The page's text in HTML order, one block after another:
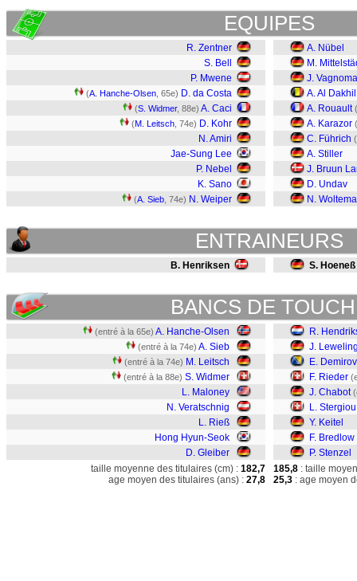
EQUIPES
R. Zentner
S. Bell
P. Mwene
(A. Hanche-Olsen , 65e) D. da Costa
(S. Widmer, 88e) A. Caci
(M. Leitsch , 74e) D. Kohr
N. Amiri
Jae-Sung Lee
P. Nebel
K. Sano
(A. Sieb , 74e) N. Weiper
A. Nübel
M.
J.
A. Al Dakhil
A. Rouault (
A. Karazor (
C. Führich (
A. Stiller
J. Bruun
D. Undav
N.
ENTRAINEURS
B. Henriksen S. Hoeneß
BANCS DE
(entré à la 65e) A. Hanche-Olsen
(entré à la 74e) A. Sieb
(entré à la 74e) M. Leitsch
(entré à la 88e) S. Widmer
L. Maloney
N. Veratschnig
L. Rieß
Hong Hyun-Seok
D. Gleiber
R.
J.
E.
F. Rieder
J. Chabot
L. Stergiou
Y. Keitel
F. Bredlow
P. Stenzel
taille moyenne des titulaires (cm) : 182,7
age moyen des titulaires (ans) : 27,8
185,8 : taille
25,3 : age moyen